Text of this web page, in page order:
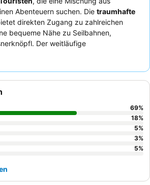
Abenteuern suchen. Die traumhafte
direkten Zugang zu zahlreichen
bequeme Nähe zu Seilbahnen,
Der weitläufige
mit atemberaubendem Bergblick ist ein
und Vielfalt des Frühstücksbuffets.
empfiehlt es sich, ein Zimmer mit Balkon
Bergkulisse zu genießen.
69%
18%
5%
3%
5%